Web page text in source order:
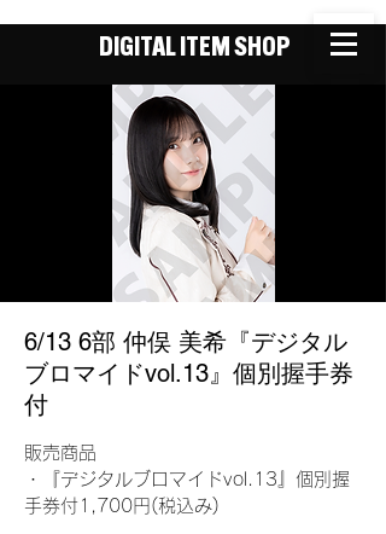
DIGITAL ITEM SHOP
6/13 6部 仲俣 美希『デジタル
ブロマイドvol.13』個別握手券
付
販売商品
・『デジタルブロマイドvol.13』個別握
手券付1,700円(税込み)